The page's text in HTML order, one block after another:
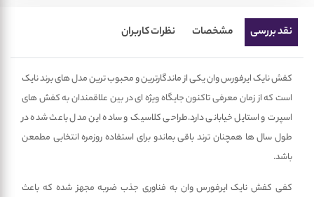
نقد بررسی مشخصات نظرات کاربران
کفش نایک ایرفورس وان یکی از ماندگارترین و محبوب ترین مدل های برند نایک
است که از زمان معرفی تاکنون جایگاه ویژه ای در بین علاقمندان به کفش های
اسپرت و استایل خیابانی دارد.طراحی کلاسیک و ساده این مدل باعث شده در
طول سال ها همچنان ترند باقی بماندو برای استفاده روزمره انتخابی مطمعن
باشد.
کفی کفش نایک ایرفورس وان به فناوری جذب ضربه مجهز شده که باعث